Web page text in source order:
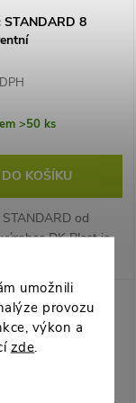
umožnili
provozu
výkon a
zde.
STANDARD 8
>50 ks
DO KOŠÍKU
od
DK Plast je
a spolehlivá
předpěstování
i běžné
pokojových